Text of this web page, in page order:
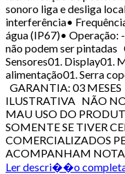
sonoro liga e desliga
interferência•
água (IP67)• Operação:
não podem ser pintadas
Sensores01. Display01.
alimentação01. Serra
GARANTIA: 03
ILUSTRATIVA NÃO
MAU USO DO
SOMENTE SE TIVER
COMERCIALIZADOS
ACOMPANHAM NOTA
Ler descri��o